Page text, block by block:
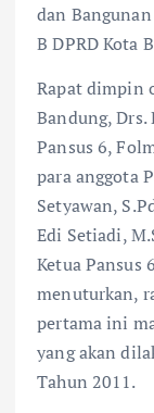
dan
B DPRD Kota
Rapat dimpin
Bandung,
Pansus 6,
para anggota
Setyawan,
Edi Setiadi,
Ketua Pansus
menuturkan,
pertama ini
yang akan
Tahun 2011.